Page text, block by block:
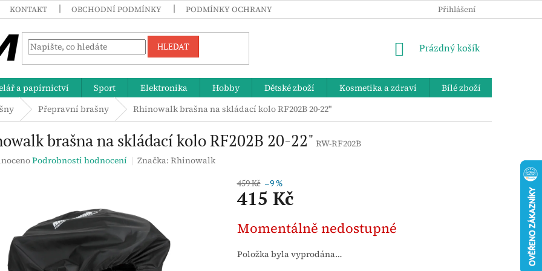
KONTAKT OBCHODNÍ PODMÍNKY PODMÍNKY OCHRANY OSOBNÍCH ÚDAJŮ ZPĚTNÝ ODBĚR
Přihlášení
HLEDAT
NÁKUPNÍ
Prázdný košík
a papírnictví Sport Elektronika Hobby Dětské zboží Kosmetika a zdraví Bílé zboží
Přepravní brašny Rhinowalk brašna na skládací kolo RF202B 20-22"
brašna na skládací kolo RF202B 20-22" RW-RF202B
Podrobnosti hodnocení Značka:Rhinowalk
459 Kč –9 %
415 Kč
cena:
Momentálně nedostupné
Položka byla vyprodána…